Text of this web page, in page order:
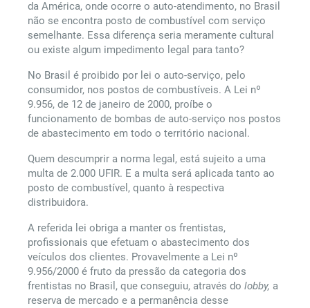
da América, onde ocorre o auto-atendimento, no Brasil
não se encontra posto de combustível com serviço
semelhante. Essa diferença seria meramente cultural
ou existe algum impedimento legal para tanto?
No Brasil é proibido por lei o auto-serviço, pelo
consumidor, nos postos de combustíveis. A Lei nº
9.956, de 12 de janeiro de 2000, proíbe o
funcionamento de bombas de auto-serviço nos postos
de abastecimento em todo o território nacional.
Quem descumprir a norma legal, está sujeito a uma
multa de 2.000 UFIR. E a multa será aplicada tanto ao
posto de combustível, quanto à respectiva
distribuidora.
A referida lei obriga a manter os frentistas,
profissionais que efetuam o abastecimento dos
veículos dos clientes. Provavelmente a Lei nº
9.956/2000 é fruto da pressão da categoria dos
frentistas no Brasil, que conseguiu, através do lobby, a
reserva de mercado e a permanência desse